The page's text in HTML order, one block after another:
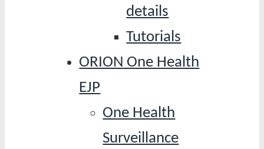
details
Tutorials
ORION One Health
EJP
One Health
Surveillance